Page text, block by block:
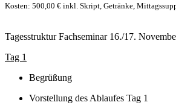
Kosten: 500,00 € inkl. Skript, Getränke,
Tagesstruktur Fachseminar 16./17.
Tag 1
Begrüßung
Vorstellung des Ablaufes Tag 1